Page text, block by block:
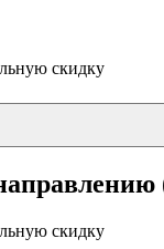
скидку
скидку